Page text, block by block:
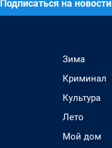
Подписаться на новости
Зима
Криминал
Культура
Лето
Мой дом